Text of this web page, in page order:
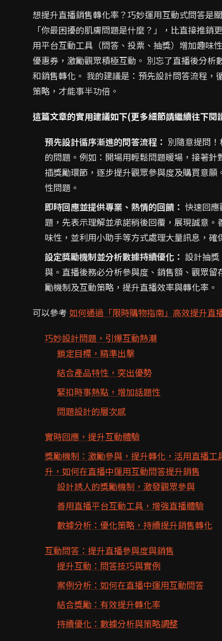
想提升直播銷售轉化率？巧妙運用互動式問答是
「你最困擾的肌膚問題是什麼？」，比直接推
用平台互動工具（問答、投票、抽獎）增加趣味
優惠券，激勵觀眾積極互動。 別忘了直播後分
和銷售轉化。 我的建議是：預先設計問答流程
策略，才能事半功倍。
這篇文章的實用建議如下(更多細節請繼續往下閱
預先設計循序漸進的問答流程： 別隨意提問
的問題。例如：開場用輕鬆問題暖場，接著
插獎勵環節，逐步提升觀眾參與度及購買意
性問題。
即時回應並提供專業、熱情的回饋： 快速回
題，先表示理解並承諾稍後回覆，展現誠意
味性，並利用小助手等方式處理大量訊息，確
設定獎勵機制並分析數據持續優化： 設計抽
與。直播後務必分析參與度、銷售額、觀眾
勵機制及互動策略，提升直播效率與轉化率。
可以參考 如何通過「限時購物指南」高效提升直
巧妙設計問題，引爆互動熱潮
鎖定目標，精準出擊
結合產品特性，突出優勢
緊扣時事熱點，增加話題性
問題設計的層次感
實時回應，提升互動體驗
獎勵機制：激勵參與，提升轉化，活用直播
升，如何在直播中運用互動問答提升銷售
設計誘人的獎勵機制，激發觀眾參與
善用直播平台互動工具，增強直播體驗
數據分析：優化策略，持續提升銷售轉化
互動問答：提升直播參與度與銷售
提升互動：問答技巧與實例
案例分析：如何在直播中運用互動問答
結合獎勵：有效提升轉化率
持續優化：數據分析與策略調整